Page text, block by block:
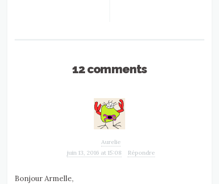
12 comments
Aurelie
juin 13, 2016 at 15:08
Répondre
Bonjour Armelle,